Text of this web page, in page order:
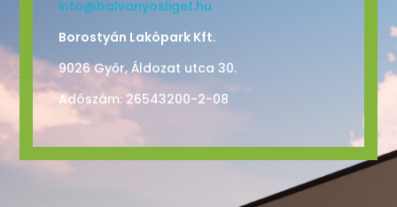
info@balvanyosliget.hu
Borostyán Lakópark Kft.
9026 Győr, Áldozat utca 30.
Adószám: 26543200-2-08